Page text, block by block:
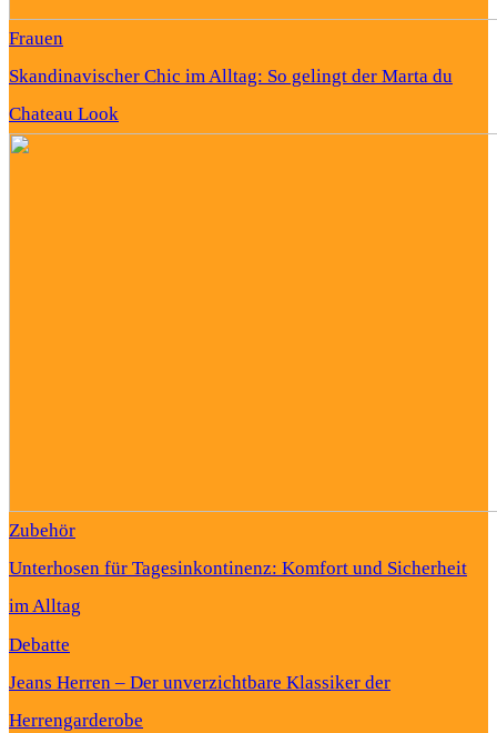
Frauen
Skandinavischer Chic im Alltag: So gelingt der Marta du
Chateau Look
Zubehör
Unterhosen für Tagesinkontinenz: Komfort und Sicherheit
im Alltag
Debatte
Jeans Herren – Der unverzichtbare Klassiker der
Herrengarderobe